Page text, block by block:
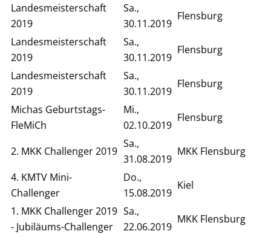
Landesmeisterschaft
2019
Sa.,
30.11.2019
Flensburg
Landesmeisterschaft
2019
Sa.,
30.11.2019
Flensburg
Landesmeisterschaft
2019
Sa.,
30.11.2019
Flensburg
Michas Geburtstags-
FleMiCh
Mi.,
02.10.2019
Flensburg
2. MKK Challenger 2019
Sa.,
31.08.2019
MKK Flensburg
4. KMTV Mini-
Challenger
Do.,
15.08.2019
Kiel
1. MKK Challenger 2019
- Jubiläums-Challenger
Sa.,
22.06.2019
MKK Flensburg